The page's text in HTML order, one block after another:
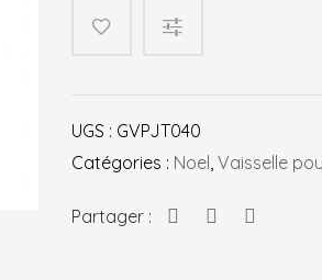
bleu
UGS : GVPJT040
Catégories : Noel , Vaisselle
Partager :